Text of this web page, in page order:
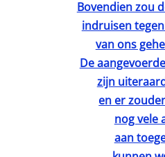
Bovendien zou
indruisen
van ons
De
zijn
en er
nog vele
aan